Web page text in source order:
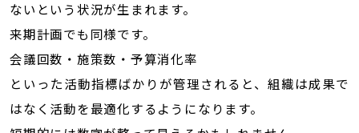
ないという状況が生まれます。
来期計画でも同様です。
会議回数・施策数・予算消化率
といった活動指標ばかりが管理されると、組織は成果で
はなく活動を最適化するようになります。